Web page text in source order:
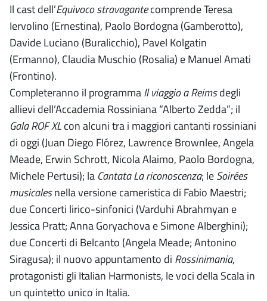
Il cast dell’Equivoco stravagantecomprende Teresa
Iervolino (Ernestina), Paolo Bordogna (Gamberotto),
Davide Luciano (Buralicchio), Pavel Kolgatin
(Ermanno), Claudia Muschio (Rosalia) e Manuel Amati
(Frontino).
Completeranno il programmaIl viaggio a Reimsdegli
allievi dell’Accademia Rossiniana “Alberto Zedda”; il
Gala ROF XLcon alcuni tra i maggiori cantanti rossiniani
di oggi (Juan Diego Flórez, Lawrence Brownlee, Angela
Meade, Erwin Schrott, Nicola Alaimo, Paolo Bordogna,
Michele Pertusi); la Cantata La riconoscenza; leSoirées
musicalesnella versione cameristica di Fabio Maestri;
due Concerti lirico-sinfonici (Varduhi Abrahmyan e
Jessica Pratt; Anna Goryachova e Simone Alberghini);
due Concerti di Belcanto (Angela Meade; Antonino
Siragusa); il nuovo appuntamento di Rossinimania,
protagonisti gli Italian Harmonists, le voci della Scala in
un quintetto unico in Italia.